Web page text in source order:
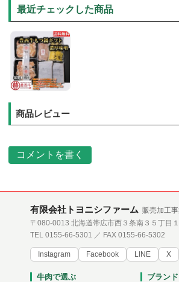
最近チェックした商品
商品レビュー
コメントを書く
有限会社トヨニシファーム 販売加工
〒080-0013 北海道帯広市西３条南３５丁目
TEL 0155-66-5301 ／ FAX 0155-66-5302
Instagram Facebook LINE X
牛肉で選ぶ ブラン